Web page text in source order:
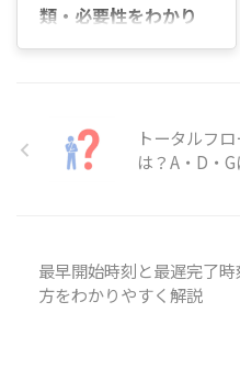
れない」と不安になることも
は、無能だと思われやすい
響について順を追って説明し
ていきます。 PMが無能と言
類・必要性をわかり
やすく解説
ジュールに余裕を持たせるこ
とと、バッファを設定するこ
の違いがよく分からない」
「スケジュールにどのように
トータルフ
は？A・D・
最早開始時刻と最遅完了
方をわかりやすく解説